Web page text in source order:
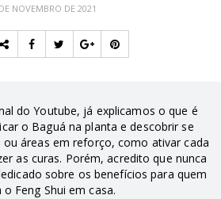
NOVEMBRO DE 2021
do Youtube, já explicamos o que é
o Baguá na planta e descobrir se
áreas em reforço, como ativar cada
as curas. Porém, acredito que nunca
sobre os benefícios para quem
o Feng Shui em casa.